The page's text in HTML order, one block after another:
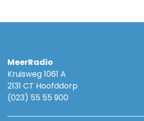
MeerRadio
Kruisweg 1061 A
2131 CT Hoofddorp
(023) 55 55 900